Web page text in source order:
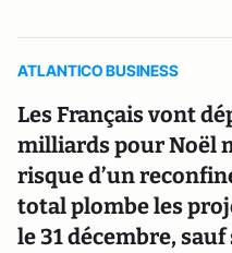
ATLANTICO BUSINESS
Les Français vont
milliards pour Noël
risque d’un
total plombe les
le 31 décembre,